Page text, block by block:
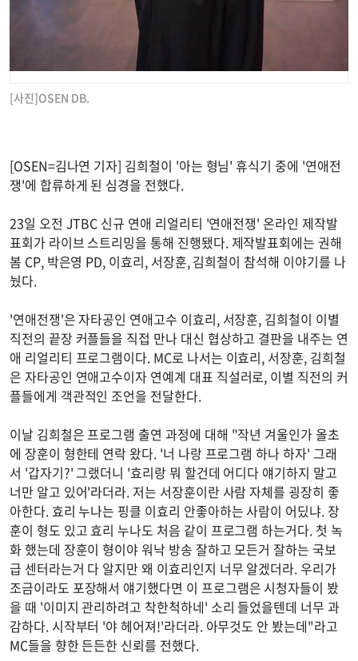
[사진]OSEN DB.
[OSEN=김나연 기자] 김희철이 '아는 형님' 휴식기 중에 '연애전
쟁'에 합류하게 된 심경을 전했다.
23일 오전 JTBC 신규 연애 리얼리티 '연애전쟁' 온라인 제작발
표회가 라이브 스트리밍을 통해 진행됐다. 제작발표회에는 권해
봄 CP, 박은영 PD, 이효리, 서장훈, 김희철이 참석해 이야기를 나
눴다.
'연애전쟁'은 자타공인 연애고수 이효리, 서장훈, 김희철이 이별
직전의 끝장 커플들을 직접 만나 대신 협상하고 결판을 내주는 연
애 리얼리티 프로그램이다. MC로 나서는 이효리, 서장훈, 김희철
은 자타공인 연애고수이자 연예계 대표 직설러로, 이별 직전의 커
플들에게 객관적인 조언을 전달한다.
이날 김희철은 프로그램 출연 과정에 대해 "작년 겨울인가 올초
에 장훈이 형한테 연락 왔다. '너 나랑 프로그램 하나 하자' 그래
서 '갑자기?' 그랬더니 '효리랑 뭐 할건데 어디다 얘기하지 말고
너만 알고 있어'라더라. 저는 서장훈이란 사람 자체를 굉장히 좋
아한다. 효리 누나는 핑클 이효리 안좋아하는 사람이 어딨냐. 장
훈이 형도 있고 효리 누나도 처음 같이 프로그램 하는거다. 첫 녹
화 했는데 장훈이 형이야 워낙 방송 잘하고 모든거 잘하는 국보
급 센터라는거 다 알지만 왜 이효리인지 너무 알겠더라. 우리가
조금이라도 포장해서 얘기했다면 이 프로그램은 시청자들이 봤
을 때 '이미지 관리하려고 착한척하네' 소리 들었을텐데 너무 과
감하다. 시작부터 '야 헤어져!'라더라. 아무것도 안 봤는데"라고
MC들을 향한 든든한 신뢰를 전했다.